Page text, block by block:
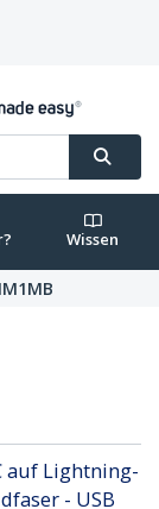
Wissen
auf Lightning-
- USB